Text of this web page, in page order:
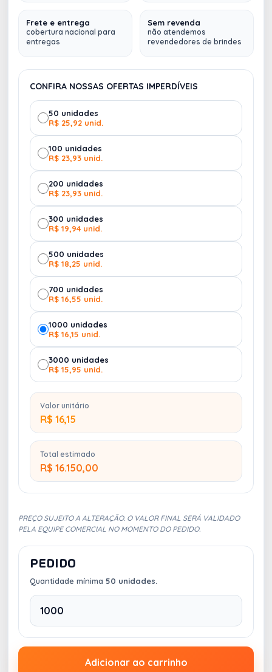
21cm (profundidade)
Impressão Digital:
Externa
Papel:Couché 250g + Onda E
Acabamento:corte-vinco
Enobrecimento:Laminação Brilho Externa
Auxiliares:Acoplagem em Onda E
Personalização de acordo com a identidade visual
da Marca.
Imagens Meramente Ilustrativas.
Observação: venda somente da Caixa
Personalizada neste anúncio. Conheça outros
modelos de Caixa Personalizada Aqui.
Na 4Unik, você compra, armazena e distribui tudo
de forma unificada sem burocracia!
Frete e entrega
cobertura nacional para
entregas
Sem revenda
não atendemos
revendedores de brindes
CONFIRA NOSSAS OFERTAS IMPERDÍVEIS
50 unidades
R$ 25,92 unid.
100 unidades
R$ 23,93 unid.
200 unidades
R$ 23,93 unid.
300 unidades
R$ 19,94 unid.
500 unidades
R$ 18,25 unid.
700 unidades
R$ 16,55 unid.
1000 unidades
R$ 16,15 unid.
3000 unidades
R$ 15,95 unid.
Valor unitário
R$ 16,15
Total estimado
R$ 16.150,00
PREÇO SUJEITO A ALTERAÇÃO. O VALOR FINAL SERÁ VALIDADO
PELA EQUIPE COMERCIAL NO MOMENTO DO PEDIDO.
PEDIDO
Quantidade mínima 50 unidades.
Adicionar ao carrinho